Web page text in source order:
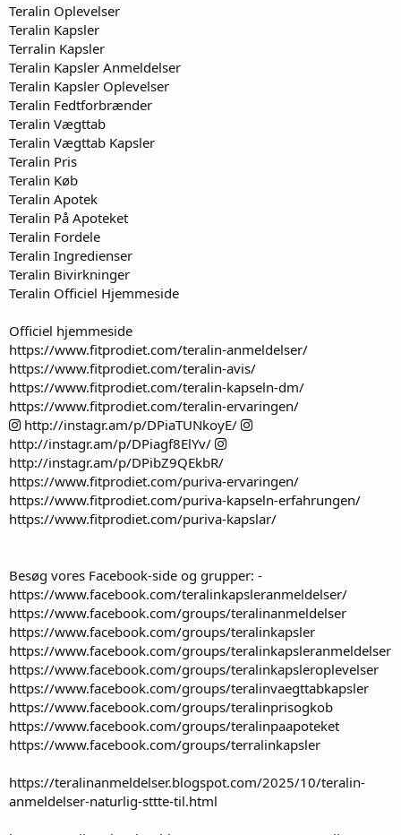
Teralin Oplevelser
Teralin Kapsler
Terralin Kapsler
Teralin Kapsler Anmeldelser
Teralin Kapsler Oplevelser
Teralin Fedtforbrænder
Teralin Vægttab
Teralin Vægttab Kapsler
Teralin Pris
Teralin Køb
Teralin Apotek
Teralin På Apoteket
Teralin Fordele
Teralin Ingredienser
Teralin Bivirkninger
Teralin Officiel Hjemmeside
Officiel hjemmeside
https://www.fitprodiet.com/teralin-anmeldelser/
https://www.fitprodiet.com/teralin-avis/
https://www.fitprodiet.com/teralin-kapseln-dm/
https://www.fitprodiet.com/teralin-ervaringen/
http://instagr.am/p/DPiaTUNkoyE/
http://instagr.am/p/DPiagf8ElYv/
http://instagr.am/p/DPibZ9QEkbR/
https://www.fitprodiet.com/puriva-ervaringen/
https://www.fitprodiet.com/puriva-kapseln-erfahrungen/
https://www.fitprodiet.com/puriva-kapslar/
Besøg vores Facebook-side og grupper: -
https://www.facebook.com/teralinkapsleranmeldelser/
https://www.facebook.com/groups/teralinanmeldelser
https://www.facebook.com/groups/teralinkapsler
https://www.facebook.com/groups/teralinkapsleranmeldelser
https://www.facebook.com/groups/teralinkapsleroplevelser
https://www.facebook.com/groups/teralinvaegttabkapsler
https://www.facebook.com/groups/teralinprisogkob
https://www.facebook.com/groups/teralinpaapoteket
https://www.facebook.com/groups/terralinkapsler
https://teralinanmeldelser.blogspot.com/2025/10/teralin-
anmeldelser-naturlig-sttte-til.html